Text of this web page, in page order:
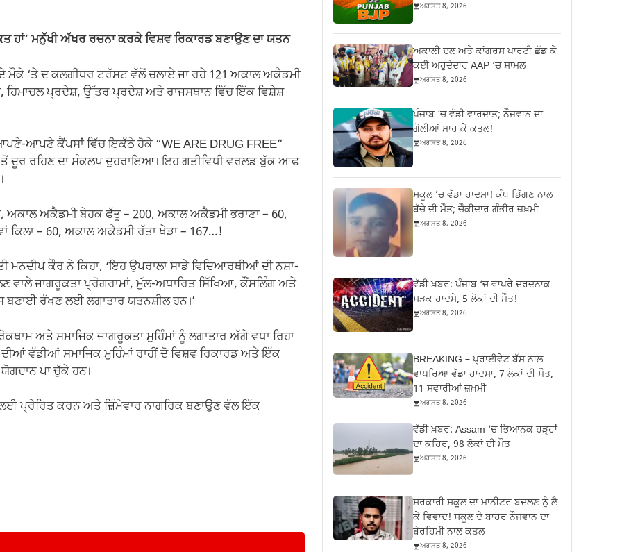
ਮਨੁੱਖੀ ਅੱਖਰ ਰਚਨਾ ਕਰਕੇ ਵਿਸ਼ਵ ਰਿਕਾਰਡ ਬਣਾਉਣ ਦਾ ਯਤਨ
ਮੌਕੇ ‘ਤੇ ਦ ਕਲਗੀਧਰ ਟਰੱਸਟ ਵੱਲੋਂ ਚਲਾਏ ਜਾ ਰਹੇ 121 ਅਕਾਲ ਅਕੈਡਮੀ
ਹਿਮਾਚਲ ਪ੍ਰਦੇਸ਼, ਉੱਤਰ ਪ੍ਰਦੇਸ਼ ਅਤੇ ਰਾਜਸਥਾਨ ਵਿੱਚ ਇੱਕ ਵਿਸ਼ੇਸ਼
ਆਪਣੇ ਕੈਂਪਸਾਂ ਵਿੱਚ ਇਕੱਠੇ ਹੋਕੇ “WE ARE DRUG FREE”
ਦੂਰ ਰਹਿਣ ਦਾ ਸੰਕਲਪ ਦੁਹਰਾਇਆ। ਇਹ ਗਤੀਵਿਧੀ ਵਰਲਡ ਬੁੱਕ ਆਫ
ਅਕਾਲ ਅਕੈਡਮੀ ਬੇਹਕ ਫੱਤੂ – 200, ਅਕਾਲ ਅਕੈਡਮੀ ਭਰਾਣਾ – 60,
ਕਿਲਾ – 60, ਅਕਾਲ ਅਕੈਡਮੀ ਰੱਤਾ ਖੇੜਾ – 167…!
ਕੌਰ ਨੇ ਕਿਹਾ, ‘ਇਹ ਉਪਰਾਲਾ ਸਾਡੇ ਵਿਦਿਆਰਥੀਆਂ ਦੀ ਨਸ਼ਾ-
ਵਾਲੇ ਜਾਗਰੂਕਤਾ ਪ੍ਰੋਗਰਾਮਾਂ, ਮੁੱਲ-ਅਧਾਰਿਤ ਸਿੱਖਿਆ, ਕੌਂਸਲਿੰਗ ਅਤੇ
ਬਣਾਈ ਰੱਖਣ ਲਈ ਲਗਾਤਾਰ ਯਤਨਸ਼ੀਲ ਹਨ।’
ਅਤੇ ਸਮਾਜਿਕ ਜਾਗਰੂਕਤਾ ਮੁਹਿੰਮਾਂ ਨੂੰ ਲਗਾਤਾਰ ਅੱਗੇ ਵਧਾ ਰਿਹਾ
ਵੱਡੀਆਂ ਸਮਾਜਿਕ ਮੁਹਿੰਮਾਂ ਰਾਹੀਂ ਦੋ ਵਿਸ਼ਵ ਰਿਕਾਰਡ ਅਤੇ ਇੱਕ
ਪਾ ਚੁੱਕੇ ਹਨ।
ਲਈ ਪ੍ਰੇਰਿਤ ਕਰਨ ਅਤੇ ਜ਼ਿੰਮੇਵਾਰ ਨਾਗਰਿਕ ਬਣਾਉਣ ਵੱਲ ਇੱਕ
ਅਗਸਤ 8, 2026
ਅਕਾਲੀ ਦਲ ਅਤੇ ਕਾਂਗਰਸ ਪਾਰਟੀ ਛੱਡ ਕੇ
ਕਈ ਅਹੁਦੇਦਾਰ AAP ‘ਚ ਸ਼ਾਮਲ
ਅਗਸਤ 8, 2026
ਪੰਜਾਬ ‘ਚ ਵੱਡੀ ਵਾਰਦਾਤ; ਨੌਜਵਾਨ ਦਾ
ਗੋਲੀਆਂ ਮਾਰ ਕੇ ਕਤਲ!
ਅਗਸਤ 8, 2026
ਸਕੂਲ ’ਚ ਵੱਡਾ ਹਾਦਸਾ! ਕੰਧ ਡਿੱਗਣ ਨਾਲ
ਬੱਚੇ ਦੀ ਮੌਤ; ਚੌਕੀਦਾਰ ਗੰਭੀਰ ਜ਼ਖ਼ਮੀ
ਅਗਸਤ 8, 2026
ਵੱਡੀ ਖ਼ਬਰ: ਪੰਜਾਬ ‘ਚ ਵਾਪਰੇ ਦਰਦਨਾਕ
ਸੜਕ ਹਾਦਸੇ, 5 ਲੋਕਾਂ ਦੀ ਮੌਤ!
ਅਗਸਤ 8, 2026
BREAKING – ਪ੍ਰਾਈਵੇਟ ਬੱਸ ਨਾਲ
ਵਾਪਰਿਆ ਵੱਡਾ ਹਾਦਸਾ, 7 ਲੋਕਾਂ ਦੀ ਮੌਤ,
11 ਸਵਾਰੀਆਂ ਜ਼ਖ਼ਮੀ
ਅਗਸਤ 8, 2026
ਵੱਡੀ ਖ਼ਬਰ: Assam ‘ਚ ਭਿਆਨਕ ਹੜ੍ਹਾਂ
ਦਾ ਕਹਿਰ, 98 ਲੋਕਾਂ ਦੀ ਮੌਤ
ਅਗਸਤ 8, 2026
ਸਰਕਾਰੀ ਸਕੂਲ ਦਾ ਮਾਨੀਟਰ ਬਦਲਣ ਨੂੰ ਲੈ
ਕੇ ਵਿਵਾਦ! ਸਕੂਲ ਦੇ ਬਾਹਰ ਨੌਜਵਾਨ ਦਾ
ਬੇਰਹਿਮੀ ਨਾਲ ਕਤਲ
ਅਗਸਤ 8, 2026